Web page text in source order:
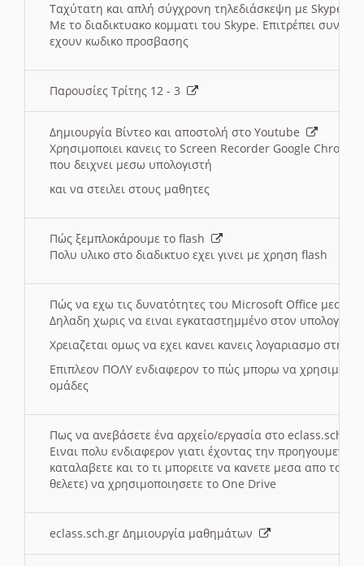
Ταχύτατη και απλή σύγχρονη τηλεδιάσκεψη με Skype
Με το διαδικτυακο κομματι του Skype. Επιτρέπει
εχουν κωδικο προσβασης
Παρουσίες Τρίτης 12 - 3
Δημιουργία Βίντεο και αποστολή στο Youtube
Χρησιμοποιει κανεις το Screen Recorder Google Chrome
που δειχνει μεσω υπολογιστή
και να στειλει στους μαθητες
Πώς ξεμπλοκάρουμε το flash
Πολυ υλικο στο διαδικτυο εχει γινει με χρηση flash
Πώς να εχω τις δυνατότητες του Microsoft Office μεσω
Δηλαδη χωρις να ειναι εγκαταστημμένο στον
Χρειαζεται ομως να εχει κανει κανεις λογαριασμο στη
Επιπλεον ΠΟΛΥ ενδιαφερον το πώς μπορω να
ομάδες
Πως να ανεβάσετε ένα αρχείο/εργασία στο eclass.sch.gr
Ειναι πολυ ενδιαφερον γιατι έχοντας την
καταλαβετε και το τι μπορειτε να κανετε μεσα απο το
θελετε) να χρησιμοποιησετε το One Drive
eclass.sch.gr Δημιουργία μαθημάτων